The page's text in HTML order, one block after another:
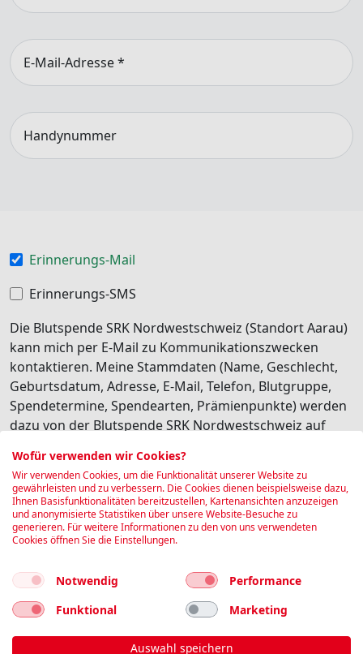
E-Mail-Adresse*
Handynummer
Erinnerungs-Mail
Erinnerungs-SMS
Die Blutspende SRK Nordwestschweiz (Standort Aarau)
kann mich per E-Mail zu Kommunikationszwecken
kontaktieren. Meine Stammdaten (Name, Geschlecht,
Geburtsdatum, Adresse, E-Mail, Telefon, Blutgruppe,
Spendetermine, Spendearten, Prämienpunkte) werden
dazu von der Blutspende SRK Nordwestschweiz auf
Besonders schützenswerte Personendaten (z.B.
Gesundheitsdaten) werden dabei nicht transferiert. Ich
habe jederzeit die Möglichkeit, diese personalisierte
Kommunikation wieder abzubestellen.
Buchen
Wofür verwenden wir Cookies?
Wir verwenden Cookies, um die Funktionalität unserer Website zu
gewährleisten und zu verbessern. Die Cookies dienen beispielsweise dazu,
Ihnen Basisfunktionalitäten bereitzustellen, Kartenansichten anzuzeigen
und anonymisierte Statistiken über unsere Website-Besuche zu
generieren. Für weitere Informationen zu den von uns verwendeten
Cookies öffnen Sie die Einstellungen.
Notwendig
Performance
Funktional
Marketing
Auswahl speichern